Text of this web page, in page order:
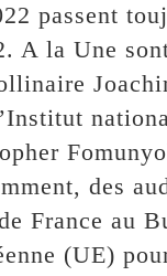
passent
A la Une
des
France au
(UE)